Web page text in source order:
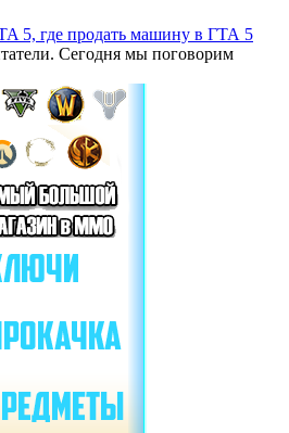
5, где продать машину в ГТА 5
Сегодня мы поговорим